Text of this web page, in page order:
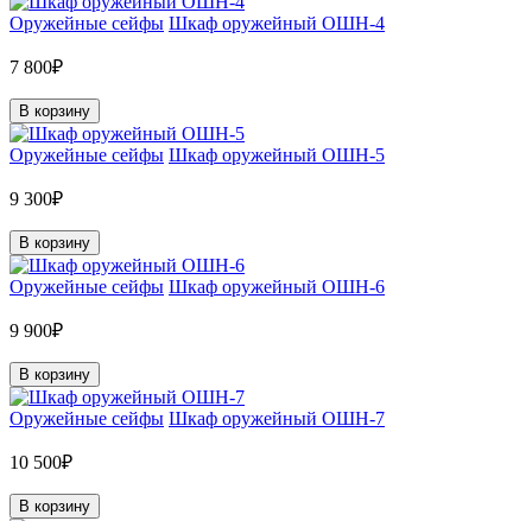
Оружейные сейфы Шкаф оружейный ОШН-4
7 800₽
В корзину
Оружейные сейфы Шкаф оружейный ОШН-5
9 300₽
В корзину
Оружейные сейфы Шкаф оружейный ОШН-6
9 900₽
В корзину
Оружейные сейфы Шкаф оружейный ОШН-7
10 500₽
В корзину